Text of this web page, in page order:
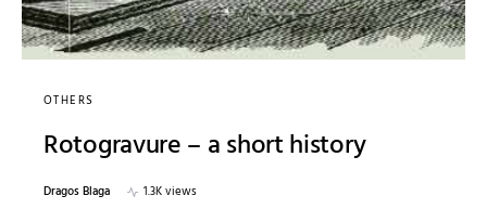
OTHERS
Rotogravure – a short history
Dragos Blaga
1.3K views